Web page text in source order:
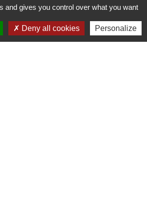
du permis de conduire après
et visite médicale pour raisons
and gives you control over what you want
Deny all cookies Personalize